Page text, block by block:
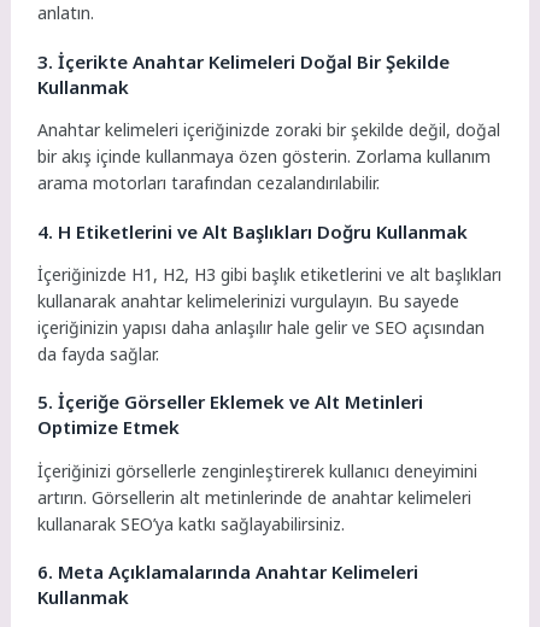
anlatın.
3. İçerikte Anahtar Kelimeleri Doğal Bir Şekilde
Kullanmak
Anahtar kelimeleri içeriğinizde zoraki bir şekilde değil, doğal
bir akış içinde kullanmaya özen gösterin. Zorlama kullanım
arama motorları tarafından cezalandırılabilir.
4. H Etiketlerini ve Alt Başlıkları Doğru Kullanmak
İçeriğinizde H1, H2, H3 gibi başlık etiketlerini ve alt başlıkları
kullanarak anahtar kelimelerinizi vurgulayın. Bu sayede
içeriğinizin yapısı daha anlaşılır hale gelir ve SEO açısından
da fayda sağlar.
5. İçeriğe Görseller Eklemek ve Alt Metinleri
Optimize Etmek
İçeriğinizi görsellerle zenginleştirerek kullanıcı deneyimini
artırın. Görsellerin alt metinlerinde de anahtar kelimeleri
kullanarak SEO’ya katkı sağlayabilirsiniz.
6. Meta Açıklamalarında Anahtar Kelimeleri
Kullanmak